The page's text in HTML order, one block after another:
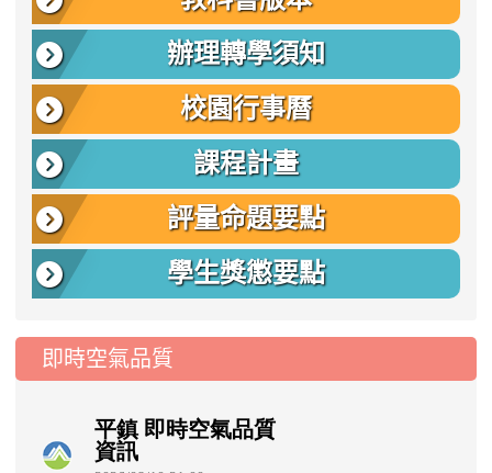
辦理轉學須知
校園行事曆
課程計畫
評量命題要點
學生獎懲要點
即時空氣品質